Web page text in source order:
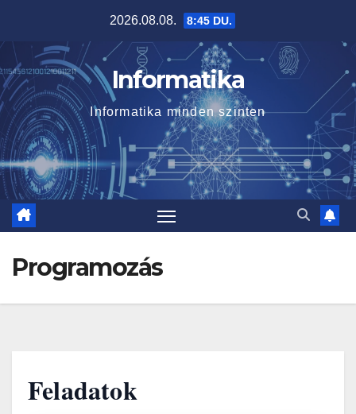
content
2026.08.08. 8:45 DU.
Informatika
Informatika minden szinten
Programozás
Feladatok